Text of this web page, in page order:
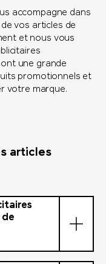
accompagne dans
vos articles de
et nous vous
une grande
promotionnels et
votre marque.
articles